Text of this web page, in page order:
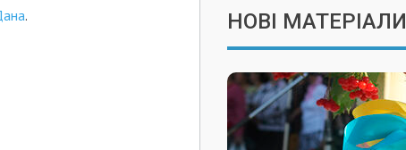
. НОВІ МАТЕРІАЛИ